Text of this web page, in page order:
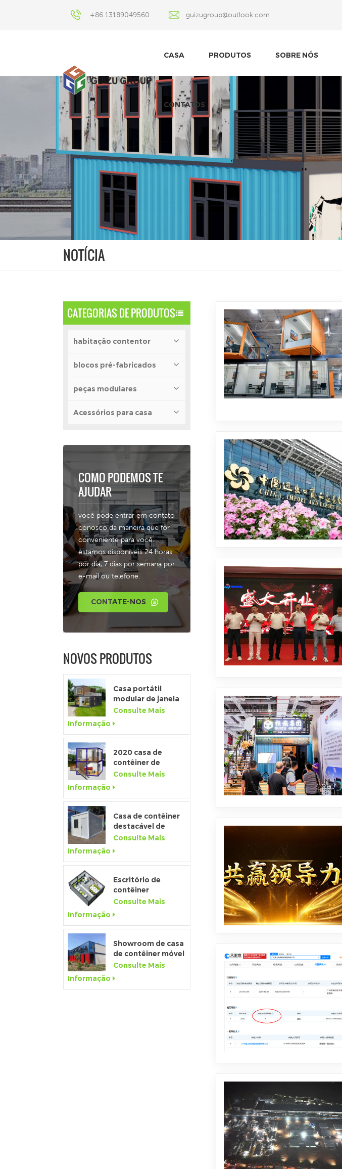
+86 13189049560 guizugroup@outlook.com
CASA PRODUTOS SOBRE NÓS
CONTATOS
NOTÍCIA
CATEGORIAS DE PRODUTOS
habitação contentor
blocos pré-fabricados
peças modulares
Acessórios para casa
COMO PODEMOS TE
AJUDAR
você pode entrar em contato
conosco da maneira que for
conveniente para você.
estamos disponíveis 24 horas
por dia, 7 dias por semana por
e-mail ou telefone.
CONTATE-NOS
NOVOS PRODUTOS
Casa portátil
modular de janela
de altura total
Consulte Mais
Informação
2020 casa de
contêiner de
pacote plano de
banheiro
Consulte Mais
Informação
Casa de contêiner
destacável de
baixo custo de
Consulte Mais
Informação
Escritório de
contêiner
temporário pré-
de obras
Consulte Mais
Informação
Showroom de casa
de contêiner móvel
pré-fabricado de
Consulte Mais
Informação